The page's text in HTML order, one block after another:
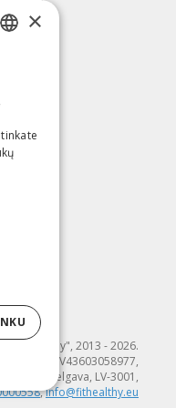
"Fit & Healthy", 2013 - 2026.
Reģ. nr. LV43603058977,
4-20, Jelgava, LV-3001,
,info@fithealthy.eu
×